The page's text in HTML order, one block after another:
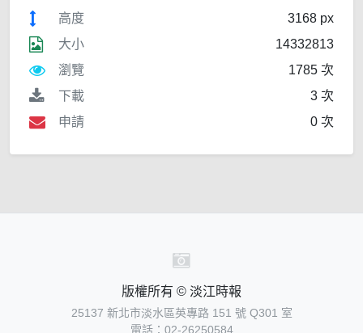
高度
3168 px
大小
14332813
瀏覽
1785 次
下載
3 次
申請
0 次
版權所有 © 淡江時報
25137 新北市淡水區英專路 151 號 Q301 室
電話：02-26250584